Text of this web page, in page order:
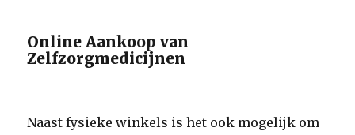
Online Aankoop van
Zelfzorgmedicijnen
Naast fysieke winkels is het ook mogelijk om